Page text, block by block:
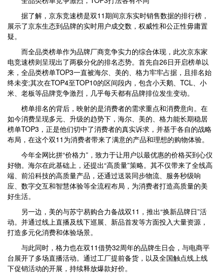
据了解，京东竞速榜是双11期间京东实时销售数据的排行榜，
展示了京东生态到品牌的实时用户成交数，权威性和公正性毋庸置
疑。
而全品类榜单作为品牌厂商竞争实力的综合体现，此次京东家
电竞速榜则呈现出了两极分化的排名态势。首先自26日开启榜单以
来，全品类榜单TOP3一直被海尔、美的、格力牢牢占据，且排名始
终未变;其次在TOP4至TOP10的区间段内，包含小天鹅、TCL、小
米、老板等品牌竞争激烈，几乎每天都有品牌排位发生变动。
榜单排名的背后，映射的是消费者的需求重点和消费意向。在
如今消费呈现多元、升级的趋势下，海尔、美的、格力能长期稳居
榜单TOP3，正是他们切中了消费者的真实诉求，并基于各自的战略
布局，在这个双11为消费者带来了满意的产品和理想的购物体验。
今年全网比拼“价格力”，致力于让用户以最优惠的价格买到心仪
好物。海尔在此基础上，还提出“高质量”策略。其不仅带来了全线高
端、前沿科技的高质量产品，还通过送装同步物流、服务秒级响
应、数字交互和智慧体验等全流程布局，为消费者打造高质量的美
好生活。
另一边，美的与苏宁易购合力备战双11，推出“换新品牌日”活
动。并通过线上直播及线下巡展、新品首发等方面投入大量资源，
打造多元化消费和体验场景。
与此同时，格力也在双11借势32周年的品牌生日会，与电商平
台展开了多场直播活动。通过工厂提前备货，以及全国触点线上线
下促销活动的开展，持续释放爆款好价。